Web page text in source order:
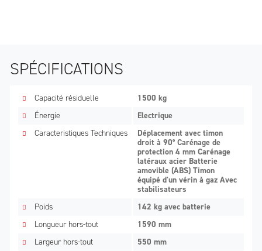
SPÉCIFICATIONS
Capacité résiduelle
1500 kg
Énergie
Electrique
Caracteristiques Techniques
Déplacement avec timon
droit à 90° Carénage de
protection 4 mm Carénage
latéraux acier Batterie
amovible (ABS) Timon
équipé d'un vérin à gaz Avec
stabilisateurs
Poids
142 kg avec batterie
Longueur hors-tout
1590 mm
Largeur hors-tout
550 mm